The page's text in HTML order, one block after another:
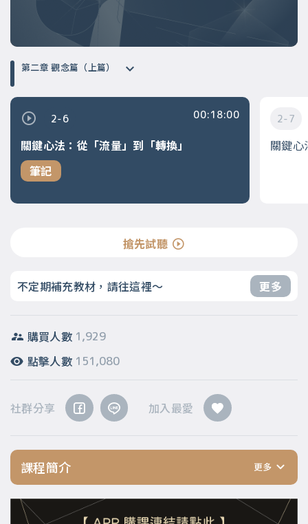
第二章 觀念篇（上篇）
2-6
關鍵心法：從「流量」到「轉換」
筆記
00:18:00 2-7
關鍵心
搶先試聽
不定期補充教材，請往這裡～ 更多
購買人數 1,929
點擊人數 151,080
社群分享 加入最愛
課程簡介